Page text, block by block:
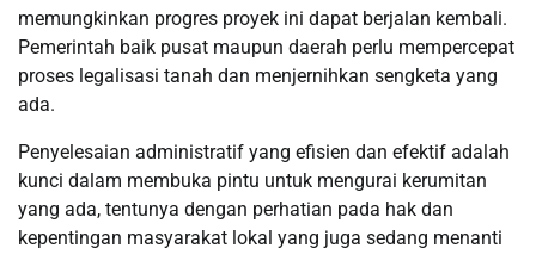
memungkinkan progres proyek ini dapat berjalan kembali.
Pemerintah baik pusat maupun daerah perlu mempercepat
proses legalisasi tanah dan menjernihkan sengketa yang
ada.
Penyelesaian administratif yang efisien dan efektif adalah
kunci dalam membuka pintu untuk mengurai kerumitan
yang ada, tentunya dengan perhatian pada hak dan
kepentingan masyarakat lokal yang juga sedang menanti